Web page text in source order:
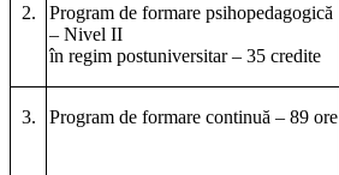
2.
Program de formare psihopedagogică
– Nivel II
în regim postuniversitar – 35 credite
3. Program de formare continuă – 89 ore